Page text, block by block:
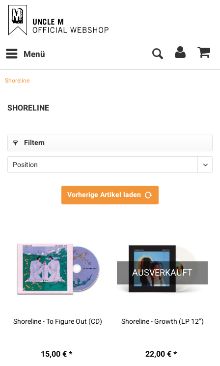
Menü
Shoreline
SHORELINE
Filtern
Vorherige Artikel laden
Shoreline - To Figure Out (CD)
15,00 € *
AUSVERKAUFT
Shoreline - Growth (LP 12")
22,00 € *